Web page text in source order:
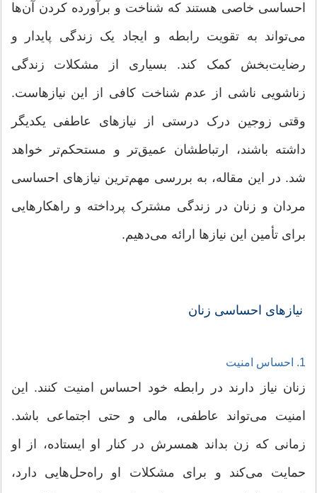
احساسی خاصی هستند که شناخت و برآورده کردن آن‌ها
می‌تواند به تقویت رابطه و ایجاد یک زندگی پایدار و
رضایت‌بخش کمک کند. بسیاری از مشکلات زندگی
زناشویی ناشی از عدم شناخت کافی از این نیازهاست.
وقتی زوجین درک درستی از نیازهای عاطفی یکدیگر
داشته باشند، ارتباطشان عمیق‌تر و مستحکم‌تر خواهد
شد. در این مقاله، به بررسی مهم‌ترین نیازهای احساسی
مردان و زنان در زندگی مشترک پرداخته و راهکارهایی
برای تأمین این نیازها ارائه می‌دهیم.
نیازهای احساسی زنان
1. احساس امنیت
زنان نیاز دارند در رابطه خود احساس امنیت کنند. این
امنیت می‌تواند عاطفی، مالی و حتی اجتماعی باشد.
زمانی که زن بداند همسرش در کنار او ایستاده، از او
حمایت می‌کند و برای مشکلات او راه‌حل‌هایی دارد،